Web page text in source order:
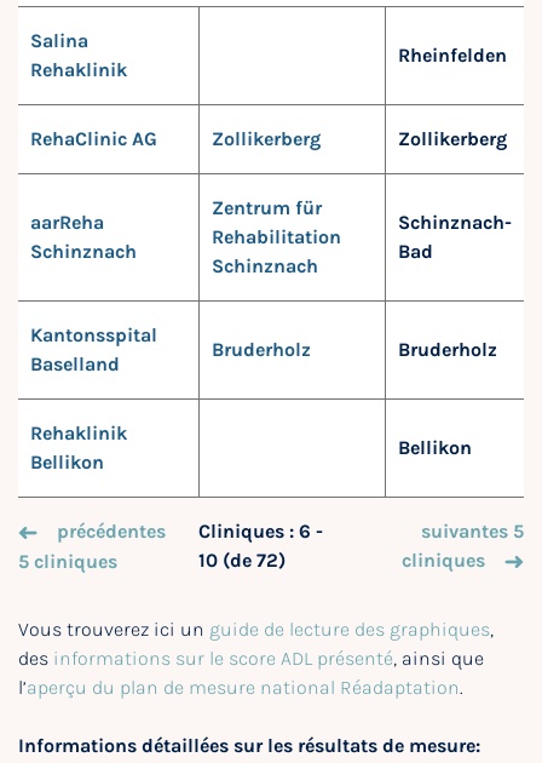
Salina
Rehaklinik
Rheinfelden
RehaClinic AG Zollikerberg Zollikerberg
aarReha
Schinznach
Zentrum für
Rehabilitation
Schinznach
Schinznach-
Bad
Kantonsspital
Baselland
Bruderholz Bruderholz
Rehaklinik
Bellikon
Bellikon
précédentes
5 cliniques
Cliniques : 6 -
10 (de 72)
suivantes 5
cliniques
Vous trouverez ici un guide de lecture des graphiques,
des informations sur le score ADL présenté, ainsi que
l’aperçu du plan de mesure national Réadaptation.
Informations détaillées sur les résultats de mesure: